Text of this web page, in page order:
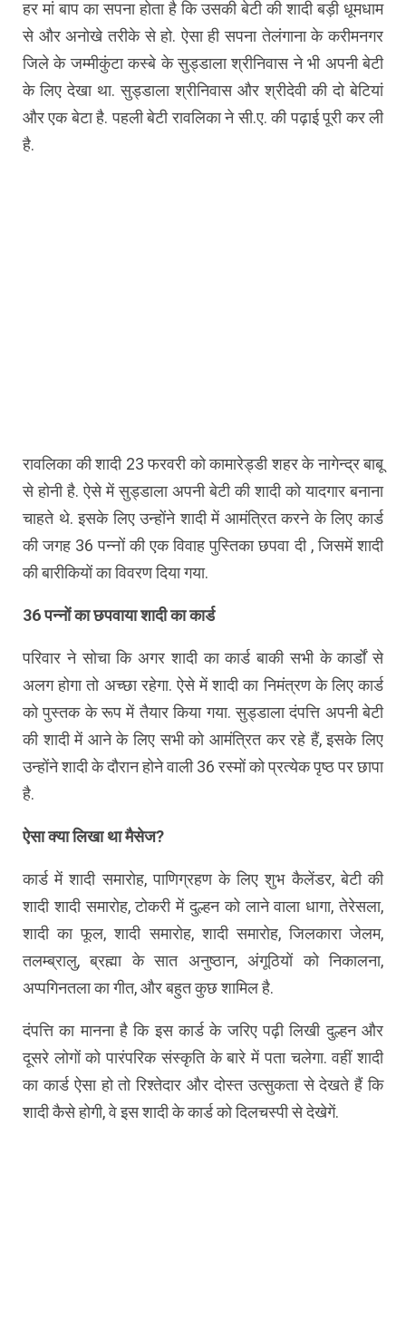
हर मां बाप का सपना होता है कि उसकी बेटी की शादी बड़ी धूमधाम
से और अनोखे तरीके से हो. ऐसा ही सपना तेलंगाना के करीमनगर
जिले के जम्मीकुंटा कस्बे के सुड्डाला श्रीनिवास ने भी अपनी बेटी
के लिए देखा था. सुड्डाला श्रीनिवास और श्रीदेवी की दो बेटियां
और एक बेटा है. पहली बेटी रावलिका ने सी.ए. की पढ़ाई पूरी कर ली
है.
रावलिका की शादी 23 फरवरी को कामारेड्डी शहर के नागेन्द्र बाबू
से होनी है. ऐसे में सुड्डाला अपनी बेटी की शादी को यादगार बनाना
चाहते थे. इसके लिए उन्होंने शादी में आमंत्रित करने के लिए कार्ड
की जगह 36 पन्नों की एक विवाह पुस्तिका छपवा दी , जिसमें शादी
की बारीकियों का विवरण दिया गया.
36 पन्नों का छपवाया शादी का कार्ड
परिवार ने सोचा कि अगर शादी का कार्ड बाकी सभी के कार्डों से
अलग होगा तो अच्छा रहेगा. ऐसे में शादी का निमंत्रण के लिए कार्ड
को पुस्तक के रूप में तैयार किया गया. सुड्डाला दंपत्ति अपनी बेटी
की शादी में आने के लिए सभी को आमंत्रित कर रहे हैं, इसके लिए
उन्होंने शादी के दौरान होने वाली 36 रस्मों को प्रत्येक पृष्ठ पर छापा
है.
ऐसा क्या लिखा था मैसेज?
कार्ड में शादी समारोह, पाणिग्रहण के लिए शुभ कैलेंडर, बेटी की
शादी शादी समारोह, टोकरी में दुल्हन को लाने वाला धागा, तेरेसला,
शादी का फूल, शादी समारोह, शादी समारोह, जिलकारा जेलम,
तलम्ब्रालु, ब्रह्मा के सात अनुष्ठान, अंगूठियों को निकालना,
अप्पगिनतला का गीत, और बहुत कुछ शामिल है.
दंपत्ति का मानना है कि इस कार्ड के जरिए पढ़ी लिखी दुल्हन और
दूसरे लोगों को पारंपरिक संस्कृति के बारे में पता चलेगा. वहीं शादी
का कार्ड ऐसा हो तो रिश्तेदार और दोस्त उत्सुकता से देखते हैं कि
शादी कैसे होगी, वे इस शादी के कार्ड को दिलचस्पी से देखेगें.